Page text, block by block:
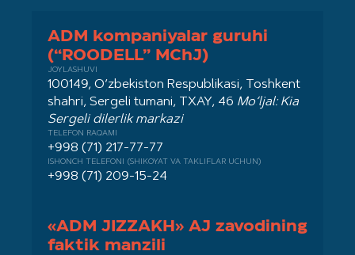
ADM kompaniyalar guruhi
(“ROODELL” MChJ)
JOYLASHUVI
100149, O‘zbekiston Respublikasi, Toshkent
shahri, Sergeli tumani, TXAY, 46 Mo‘ljal: Kia
Sergeli dilerlik markazi
TELEFON RAQAMI
+998 (71) 217-77-77
ISHONCH TELEFONI (SHIKOYAT VA TAKLIFLAR UCHUN)
+998 (71) 209-15-24
«ADM JIZZAKH» AJ zavodining
faktik manzili